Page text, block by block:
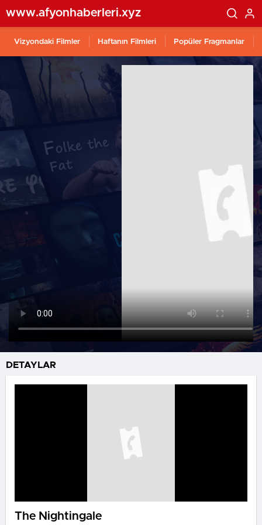
www.afyonhaberleri.xyz
Vizyondaki Filmler Haftanın Filmleri Popüler Fragmanlar
DETAYLAR
The Nightingale